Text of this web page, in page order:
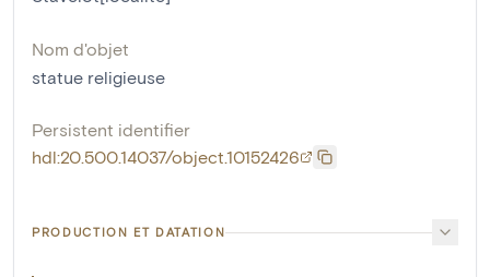
Nom d'objet
statue religieuse
Persistent identifier
hdl:20.500.14037/object.10152426
PRODUCTION ET DATATION